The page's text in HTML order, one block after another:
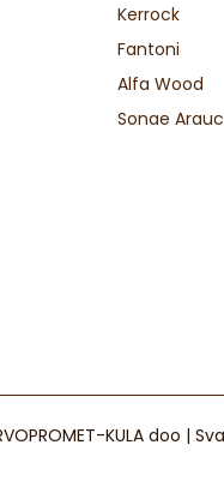
Kerrock
Fantoni
Alfa Wood
Sonae
KULA doo |